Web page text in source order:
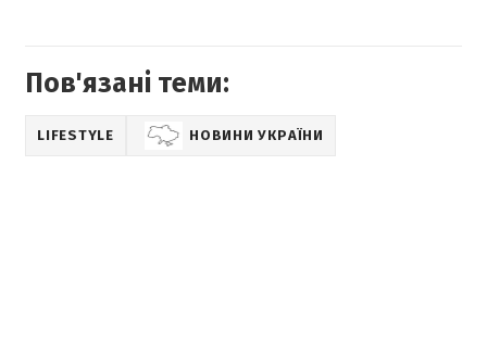
Пов'язані теми:
LIFESTYLE НОВИНИ УКРАЇНИ